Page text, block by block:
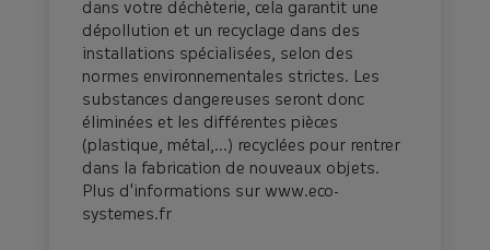
dans votre déchèterie, cela garantit une
dépollution et un recyclage dans des
installations spécialisées, selon des
normes environnementales strictes. Les
substances dangereuses seront donc
éliminées et les différentes pièces
(plastique, métal,...) recyclées pour rentrer
dans la fabrication de nouveaux objets.
Plus d'informations sur www.eco-
systemes.fr